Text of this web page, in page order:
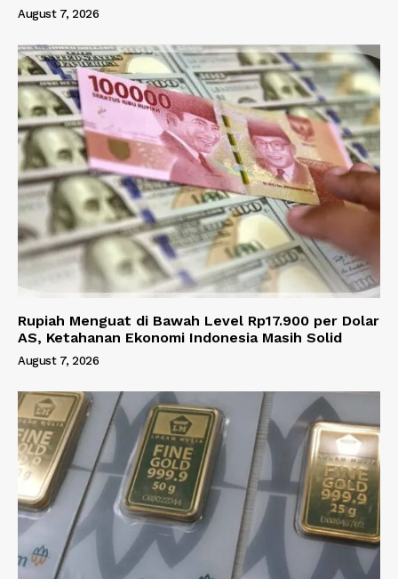
August 7, 2026
Rupiah Menguat di Bawah Level Rp17.900 per Dolar
AS, Ketahanan Ekonomi Indonesia Masih Solid
August 7, 2026